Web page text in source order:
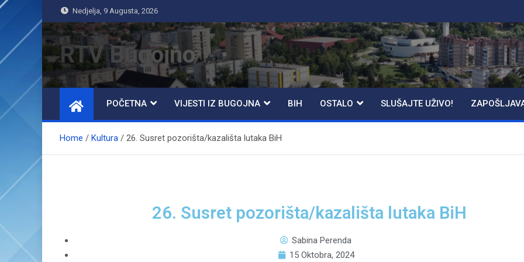
Nedjelja, 9 Augusta, 2026
RTV Bugojno
POČETNA VIJESTI IZ BUGOJNA BIH OSTALO SLUŠAJTE UŽIVO!
Home Kultura 26. Susret pozorišta/kazališta lutaka BiH
26. Susret pozorišta/kazališta lutaka BiH
Sabina Perenda
15 Oktobra, 2024